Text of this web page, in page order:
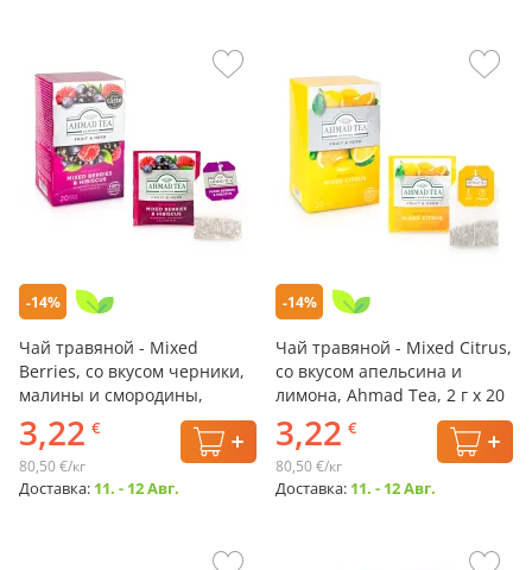
-14%
Чай травяной - Mixed
Berries, со вкусом черники,
малины и смородины,
Ahmad Tea, 2 г х 20 шт.
3,22 €
80,50 €/кг
Доставка: 11. - 12 Авг.
-14%
Чай травяной - Mixed Citrus,
со вкусом апельсина и
лимона, Ahmad Tea, 2 г х 20
шт.
3,22 €
80,50 €/кг
Доставка: 11. - 12 Авг.